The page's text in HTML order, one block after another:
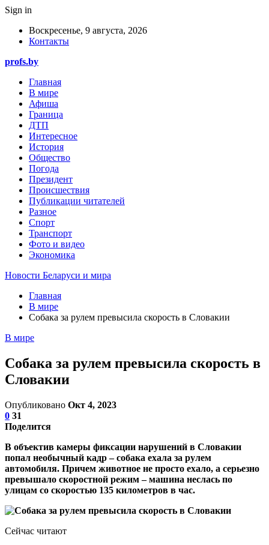
Sign in
Воскресенье, 9 августа, 2026
Контакты
profs.by
Главная
В мире
Афиша
Граница
ДТП
Интересное
История
Общество
Погода
Президент
Происшествия
Публикации читателей
Разное
Спорт
Транспорт
Фото и видео
Экономика
Новости Беларуси и мира
Главная
В мире
Собака за рулем превысила скорость в Словакии
В мире
Собака за рулем превысила скорость в
Словакии
Опубликовано Окт 4, 2023
0 31
Поделится
В объектив камеры фиксации нарушений в Словакии
попал необычный кадр – собака ехала за рулем
автомобиля. Причем животное не просто ехало, а серьезно
превышало скоростной режим – машина неслась по
улицам со скоростью 135 километров в час.
Сейчас читают